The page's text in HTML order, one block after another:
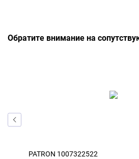
Обратите внимание на
PATRON 1007322522